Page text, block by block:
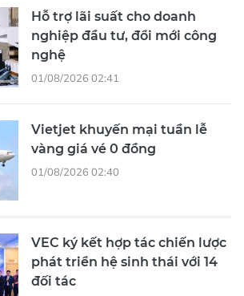
Hỗ trợ lãi suất cho doanh
nghiệp đầu tư, đổi mới công
nghệ
01/08/2026 02:41
Vietjet khuyến mại tuần lễ
vàng giá vé 0 đồng
01/08/2026 02:40
VEC ký kết hợp tác chiến lược
phát triển hệ sinh thái với 14
đối tác